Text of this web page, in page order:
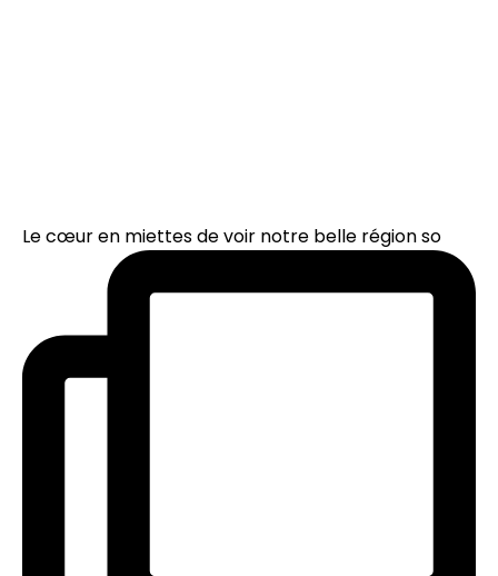
Le cœur en miettes de voir notre belle région so